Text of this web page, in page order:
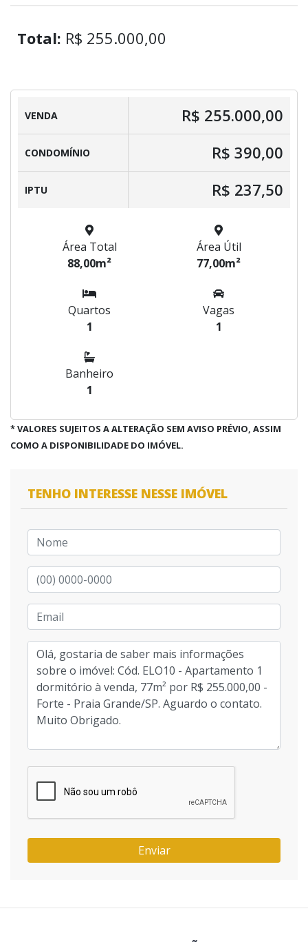
Total: R$ 255.000,00
VENDA R$ 255.000,00
CONDOMÍNIO R$ 390,00
IPTU R$ 237,50
Área Total
88,00m²
Área Útil
77,00m²
Quartos
1
Vagas
1
Banheiro
1
* VALORES SUJEITOS A ALTERAÇÃO SEM AVISO PRÉVIO, ASSIM
COMO A DISPONIBILIDADE DO IMÓVEL.
TENHO INTERESSE NESSE IMÓVEL
Enviar